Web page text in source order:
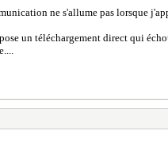
ne s'allume pas lorsque
un téléchargement direct qui